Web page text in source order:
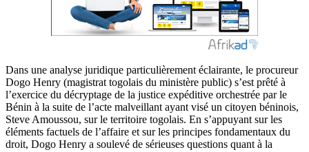
Dans une analyse juridique particulièrement éclairante, le procureur
Dogo Henry (magistrat togolais du ministère public) s’est prêté à
l’exercice du décryptage de la justice expéditive orchestrée par le
Bénin à la suite de l’acte malveillant ayant visé un citoyen béninois,
Steve Amoussou, sur le territoire togolais. En s’appuyant sur les
éléments factuels de l’affaire et sur les principes fondamentaux du
droit, Dogo Henry a soulevé de sérieuses questions quant à la